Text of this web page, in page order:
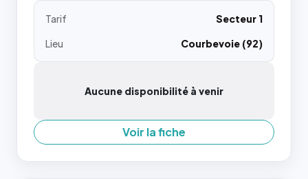
Tarif
Secteur 1
Lieu
Courbevoie (92)
Aucune disponibilité à venir
Voir la fiche